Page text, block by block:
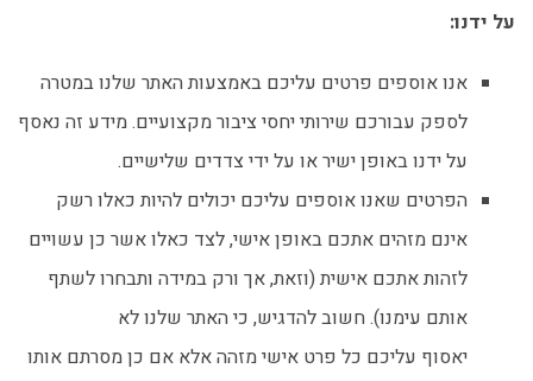
על ידנו:
אנו אוספים פרטים עליכם באמצעות האתר שלנו במטרה
לספק עבורכם שירותי יחסי ציבור מקצועיים. מידע זה נאסף
על ידנו באופן ישיר או על ידי צדדים שלישיים.
הפרטים שאנו אוספים עליכם יכולים להיות כאלו רשק
אינם מזהים אתכם באופן אישי, לצד כאלו אשר כן עשויים
לזהות אתכם אישית (וזאת, אך ורק במידה ותבחרו לשתף
אותם עימנו). חשוב להדגיש, כי האתר שלנו לא
יאסוף עליכם כל פרט אישי מזהה אלא אם כן מסרתם אותו